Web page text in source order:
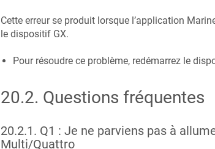
Cette erreur se produit lorsque l’application
le dispositif GX.
Pour résoudre ce problème, redémarrez le
20.2. Questions fréquentes
20.2.1 . Q1 : Je ne parviens pas à
Multi/Quattro